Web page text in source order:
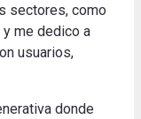
sectores, como
me dedico a
usuarios,
donde